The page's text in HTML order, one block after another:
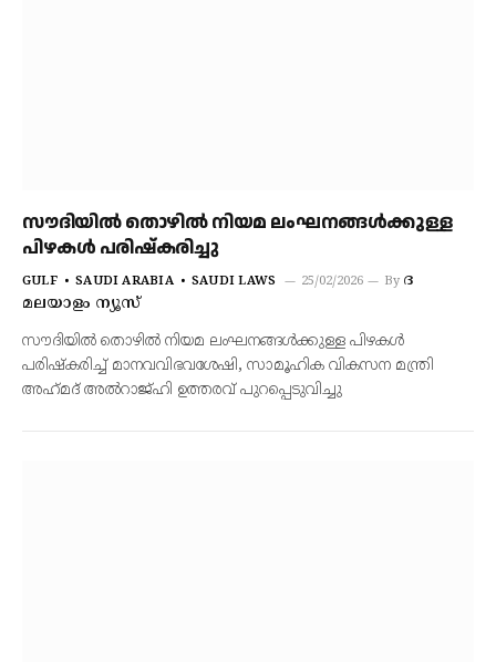
സൗദിയില്‍ തൊഴില്‍ നിയമ ലംഘനങ്ങള്‍ക്കുള്ള
പിഴകള്‍ പരിഷ്‌കരിച്ചു
GULF SAUDI ARABIA SAUDI LAWS 25/02/2026 By ദ
മലയാളം ന്യൂസ്
സൗദിയില്‍ തൊഴില്‍ നിയമ ലംഘനങ്ങള്‍ക്കുള്ള പിഴകള്‍
പരിഷ്‌കരിച്ച് മാനവവിഭവശേഷി, സാമൂഹിക വികസന മന്ത്രി
അഹ്‌മദ് അല്‍റാജ്ഹി ഉത്തരവ് പുറപ്പെടുവിച്ചു